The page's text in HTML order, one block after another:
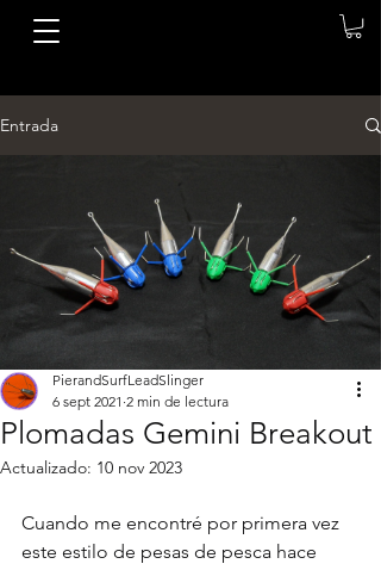
Entrada
Plomadas Gemini Breakout
PierandSurfLeadSlinger
6 sept 2021 2 min de lectura
Actualizado: 10 nov 2023
Cuando me encontré por primera vez
este estilo de pesas de pesca hace